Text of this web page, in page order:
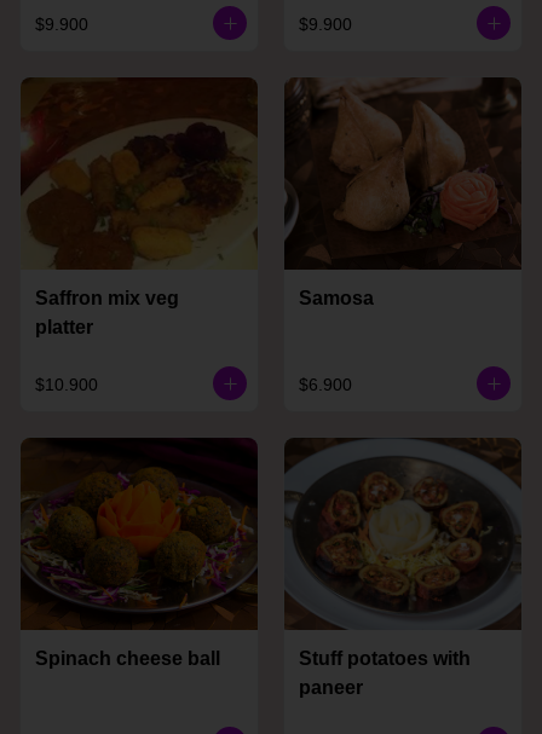
$9.900 $9.900
Saffron mix veg
platter
$10.900
Samosa
$6.900
Spinach cheese ball
Stuff potatoes with
paneer